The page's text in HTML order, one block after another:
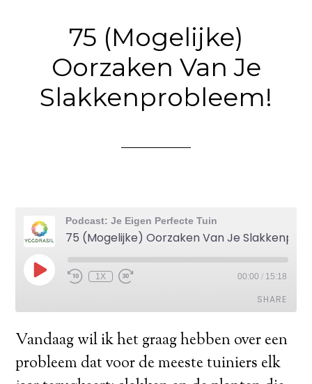
75 (Mogelijke)
Oorzaken Van Je
Slakkenprobleem!
Podcast: Je Eigen Perfecte Tuin
1X 00:00 / 15:18
SHARE
SHARE
LINK
Vandaag wil ik het graag hebben over een
probleem dat voor de meeste tuiniers elk